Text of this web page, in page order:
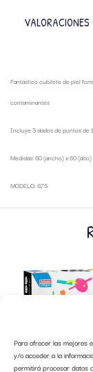
Para ofrecer las mejores
y/o acceder a la
permitirá procesar datos
Fantástico cubilete de piel
contaminantes
Incluye 5 dados de puntos de
Medidas: 60 (ancho) x 60 (alto)
MODELO: 675